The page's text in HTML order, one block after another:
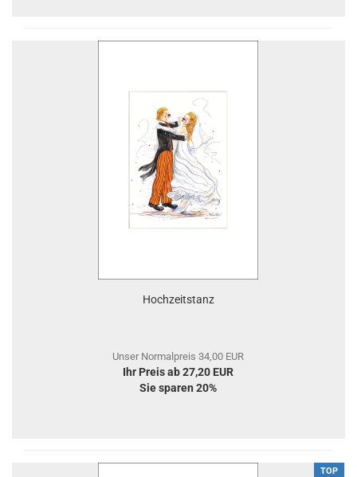
Hochzeitstanz
Unser Normalpreis 34,00 EUR
Ihr Preis ab 27,20 EUR
Sie sparen 20%
TOP